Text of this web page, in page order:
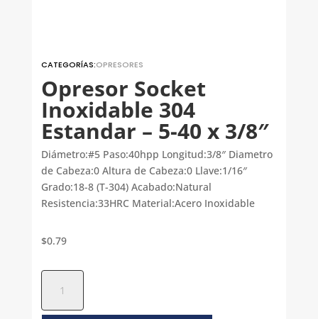
CATEGORÍAS:OPRESORES
Opresor Socket
Inoxidable 304
Estandar – 5-40 x 3/8″
Diámetro:#5 Paso:40hpp Longitud:3/8″ Diametro
de Cabeza:0 Altura de Cabeza:0 Llave:1/16″
Grado:18-8 (T-304) Acabado:Natural
Resistencia:33HRC Material:Acero Inoxidable
$0.79
Socket
Inoxidable